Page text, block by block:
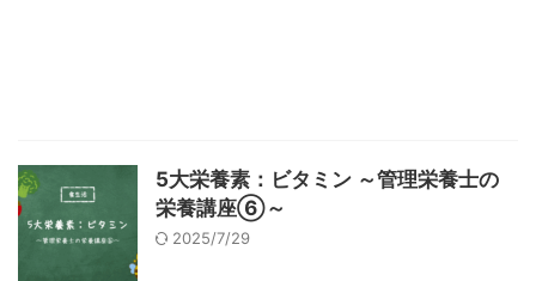
5大栄養素：ビタミン ～管理栄養士の
栄養講座⑥～
2025/7/29